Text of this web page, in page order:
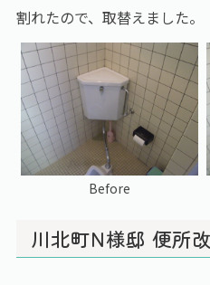
割れたので、取替えました。
Before
川北町N様邸 便所